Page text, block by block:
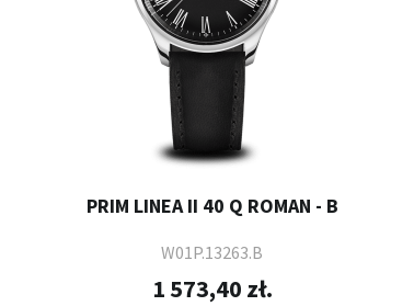
PRIM LINEA II 40 Q ROMAN - B
W01P.13263.B
1 573,40 zł.